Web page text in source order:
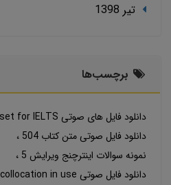
تير 1398
برچسب‌ها
دانلود فایل های صوتی Mindset for IELTS
دانلود فایل صوتی متن کتاب 504
نمونه سوالات اینترچنج ویرایش 5
دانلود فایل صوتی collocation in use